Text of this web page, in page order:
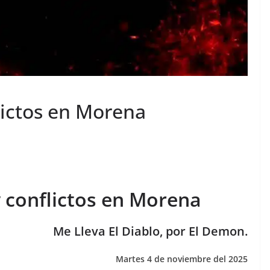
en Morena
conflictos en Morena
Me Lleva El Diablo, por El Demon.
Martes 4 de noviembre del 2025